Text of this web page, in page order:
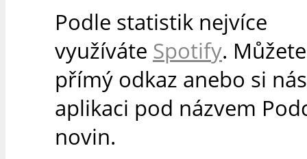
Podle statistik nejvíce
využíváte Spotify.
přímý odkaz anebo si
aplikaci pod názvem
novin.